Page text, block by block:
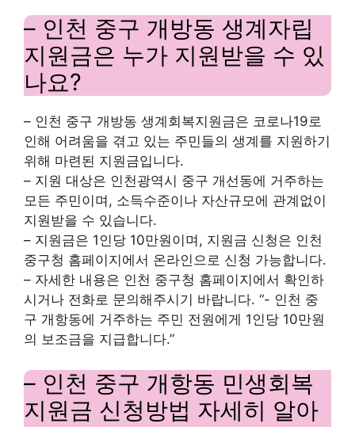
– 인천 중구 개방동 생계자립
지원금은 누가 지원받을 수 있
나요?
– 인천 중구 개방동 생계회복지원금은 코로나19로
인해 어려움을 겪고 있는 주민들의 생계를 지원하기
위해 마련된 지원금입니다.
– 지원 대상은 인천광역시 중구 개선동에 거주하는
모든 주민이며, 소득수준이나 자산규모에 관계없이
지원받을 수 있습니다.
– 지원금은 1인당 10만원이며, 지원금 신청은 인천
중구청 홈페이지에서 온라인으로 신청 가능합니다.
– 자세한 내용은 인천 중구청 홈페이지에서 확인하
시거나 전화로 문의해주시기 바랍니다. “- 인천 중
구 개항동에 거주하는 주민 전원에게 1인당 10만원
의 보조금을 지급합니다.”
– 인천 중구 개항동 민생회복
지원금 신청방법 자세히 알아